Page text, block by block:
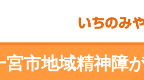
宮市地域精神障